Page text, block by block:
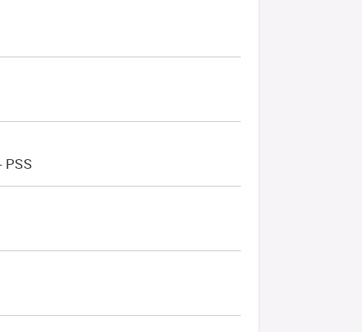
PSS